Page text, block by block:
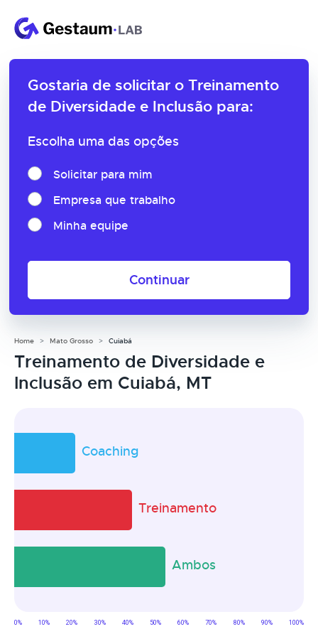
Gostaria de solicitar o Treinamento
de Diversidade e Inclusão para:
Escolha uma das opções
Solicitar para mim
Empresa que trabalho
Minha equipe
Continuar
Home Mato Grosso Cuiabá
Treinamento de Diversidade e
Inclusão em Cuiabá, MT